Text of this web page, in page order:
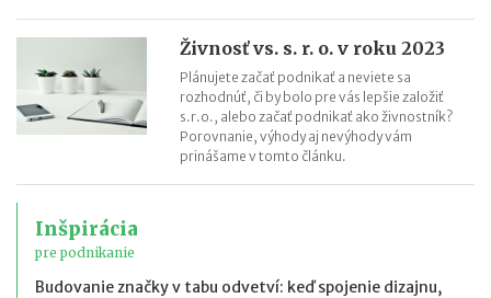
Živnosť vs. s. r. o. v roku 2023
Plánujete začať podnikať a neviete sa
rozhodnúť, či by bolo pre vás lepšie založiť
s.r.o., alebo začať podnikať ako živnostník?
Porovnanie, výhody aj nevýhody vám
prinášame v tomto článku.
Inšpirácia
pre podnikanie
Budovanie značky v tabu odvetví: keď spojenie dizajnu,